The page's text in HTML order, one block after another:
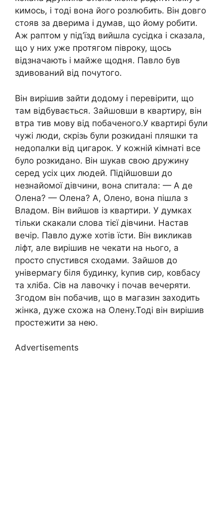
кимось, і тоді вона його розлюбить. Він довго
стояв за дверима і думав, що йому робити.
Аж раптом у під’їзд вийшла сусідка і сказала,
що у них уже протягом півроку, щось
відзначають і майже щодня. Павло був
здивований від почутого.
Він вирішив зайти додому і перевірити, що
там відбувається. Зайшовши в квартиру, він
втра тив мову від побаченого.У квартирі були
чужі люди, скрізь були розкидані пляшки та
недопалки від цигарок. У кожній кімнаті все
було розкидано. Він шукав свою дружину
серед усіх цих людей. Підійшовши до
незнайомої дівчини, вона спитала: — А де
Олена? — Олена? А, Олено, вона пішла з
Владом. Він вийшов із квартири. У думках
тільки скакали слова тієї дівчини. Настав
вечір. Павло дуже хотів їсти. Він викликав
ліфт, але вирішив не чекати на нього, а
просто спустився сходами. Зайшов до
універмагу біля будинку, kупив сир, ковбасу
та хліба. Сів на лавочку і почав вечеряти.
Згодом він побачив, що в магазин заходить
жінка, дуже схожа на Олену.Тоді він вирішив
простежити за нею.
Advertisements